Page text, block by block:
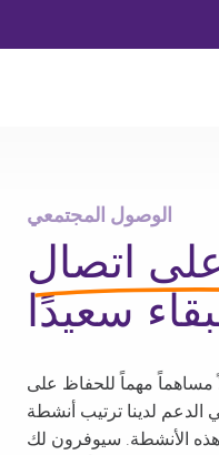
الوصول المجتمعي
سعيدًا
مساهماً مهماً للحفاظ على
لدينا ترتيب أنشطة
الأنشطة. سيوفرون لك